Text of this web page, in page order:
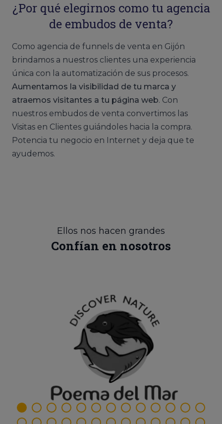
¿Por qué elegirnos como tu agencia
de embudos de venta?
Como agencia de funnels de venta en Gijón
brindamos a nuestros clientes una experiencia
única con la automatización de sus procesos.
Aumentamos la visibilidad de tu marca y
atraemos visitantes a tu página web. Con
nuestros embudos de venta convertimos las
Visitas en Clientes guiándoles hacia la compra.
Potencia tu negocio en Internet y deja que te
ayudemos.
Ellos nos hacen grandes
Confían en nosotros